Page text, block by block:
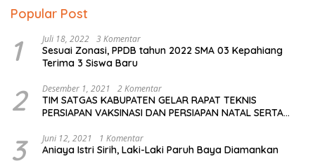
Popular Post
1 Juli 18, 2022 3 Komentar
Sesuai Zonasi, PPDB tahun 2022 SMA 03 Kepahiang
Terima 3 Siswa Baru
2 Desember 1, 2021 2 Komentar
TIM SATGAS KABUPATEN GELAR RAPAT TEKNIS
PERSIAPAN VAKSINASI DAN PERSIAPAN NATAL SERTA
3 Juni 12, 2021 1 Komentar
Aniaya Istri Sirih, Laki-Laki Paruh Baya Diamankan